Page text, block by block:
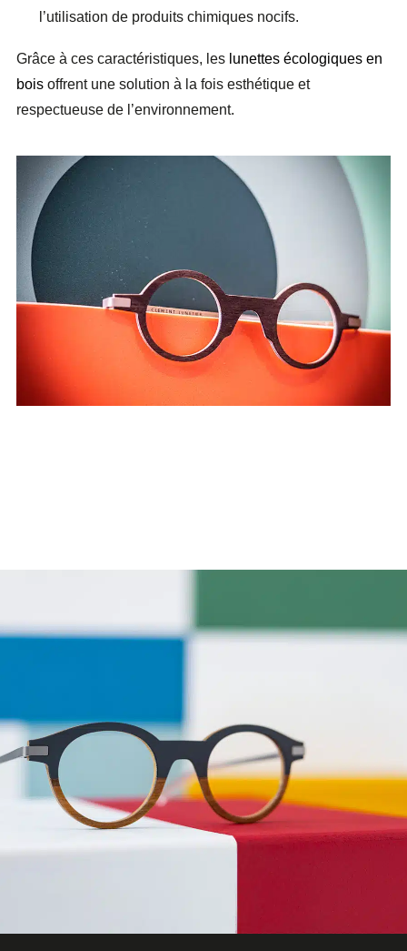
l’utilisation de produits chimiques nocifs.
Grâce à ces caractéristiques, les lunettes écologiques en
bois offrent une solution à la fois esthétique et
respectueuse de l’environnement.